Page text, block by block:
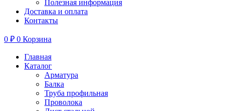
Полезная информация
Доставка и оплата
Контакты
0 ₽ 0 Корзина
Главная
Каталог
Арматура
Балка
Труба профильная
Проволока